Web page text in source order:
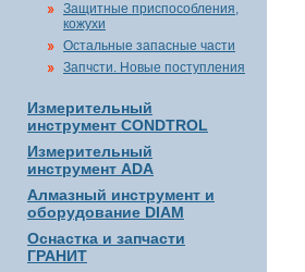
Защитные приспособления,
кожухи
Остальные запасные части
Запчсти. Новые поступления
Измерительный
инструмент CONDTROL
Измерительный
инструмент ADA
Алмазный инструмент и
оборудование DIAM
Оснастка и запчасти
ГРАНИТ